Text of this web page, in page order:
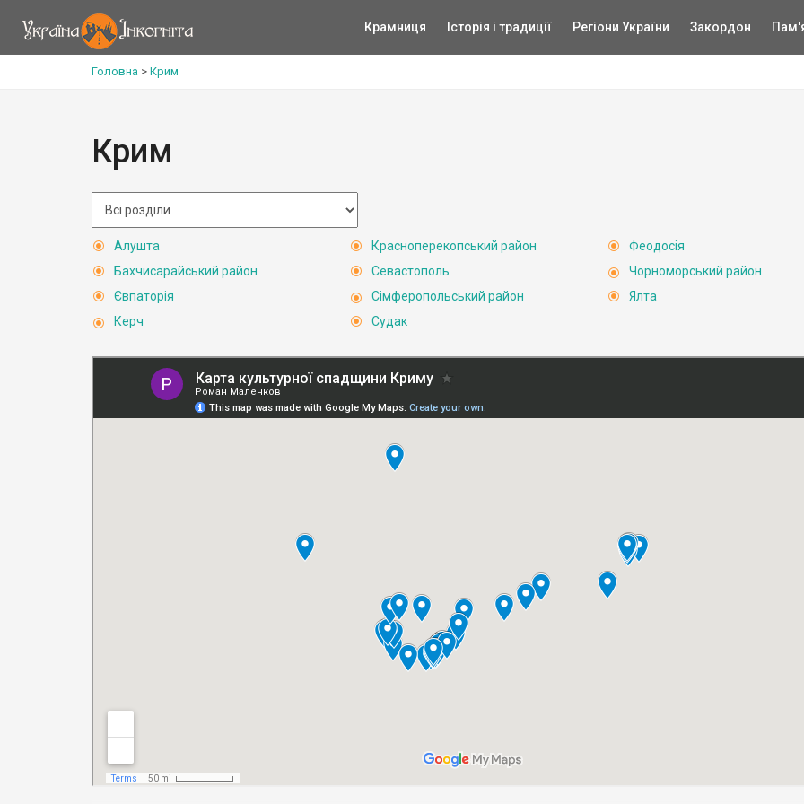
Крамниця Історія і традиції Регіони України Закордон
Головна > Крим
Крим
Алушта
Бахчисарайський район
Євпаторія
Керч
Красноперекопський район
Севастополь
Сімферопольський район
Судак
Феодосія
Чорноморський район
Ялта